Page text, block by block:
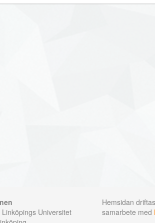
Linköpings Universitet
Hemsidan
samarbete med